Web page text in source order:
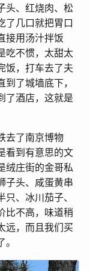
头、红烧肉、松
了几口就把胃口
接用汤汁拌饭
吃不惯，太甜太
饭，打车去了夫
了城墙底下，
了酒店，这就是
去了南京博物
看到有意思的文
绒庄街的金哥私
子头、咸蛋黄串
、冰川茄子、
比不高，味道稍
远，而且我们买